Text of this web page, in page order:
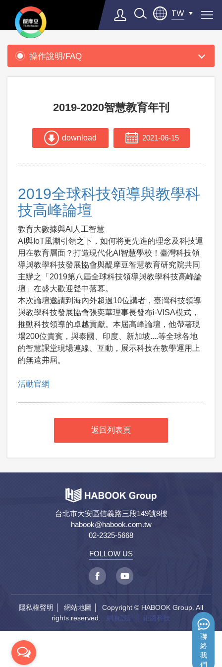
TW
Select Language▼
支
操作說明/FAQ
2019-2020智慧教育年刊
download 2021-06-15
2019全球科技領導與教學科
技高峰論壇
教育大數據與AI人工智慧
AI與IoT風潮引領之下，如何將更先進的理念及科技運
用在教育層面？打造現代化AI智慧學校！臺灣科技領
導與教學科技發展協會與醍摩豆智慧教育研究院共同
主辦之「2019第八屆全球科技領導與教學科技高峰論
壇」在盛大歡迎聲中落幕。
本次論壇邀請到海內外超過10位講者，臺灣科技領導
與教學科技發展協會張奕華理事長發布i-VISA模式，
推動科技領導的卓越貢獻。本屆高峰論壇，他帶著現
場200位貴賓，與泰國、印度、新加坡....等全球各地
的智慧課堂現場連線、互動，展示科技在教學運用上
的無遠弗屆。
活動官網
返回列表頁
聯
絡
我
們
台北市大安區信義路三段149號8樓
habook@habook.com.tw
02-2325-5668
FOLLOW US
隱私權聲明 網站地圖
│ Copyright © HABOOK Group. All
rights reserved. 網頁設計 │ 鉅潞科技